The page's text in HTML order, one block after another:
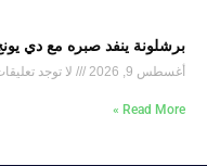
برشلونة ينفد صبره مع دي يونج.. 6 أسابيع بلا
أغسطس 9, 2026 لا توجد
Read More »